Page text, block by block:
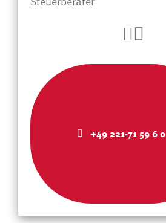
+49 221-71 59 6 0